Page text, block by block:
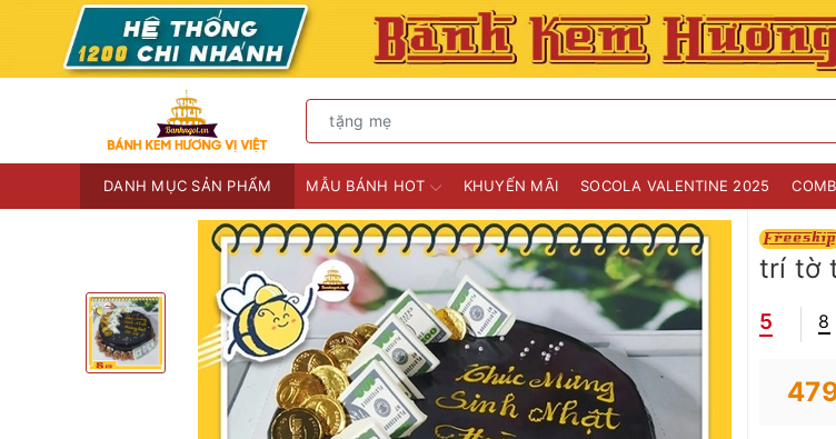
DANH MỤC SẢN PHẨM MẪU BÁNH HOT KHUYẾN MÃI SOCOLA VALENTINE 2025
trí tờ
5 8